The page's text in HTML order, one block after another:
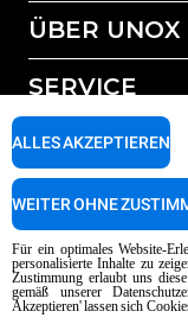
Gesamtes Zubehör
Wasseraufbereitung mit
Wasseraufbereitung
ÜBER UNOX
Unsere Standorte weltweit
SERVICE
Unox garantie
Händler Suche
Copyright 2026 UNOX
04230750285 - REA
04230750285
Für ein optimales Website-
personalisierte Inhalte zu
Zustimmung erlaubt uns
gemäß unserer
Akzeptieren' lassen sich
ALLES AKZEPTIEREN
WEITER OHNE